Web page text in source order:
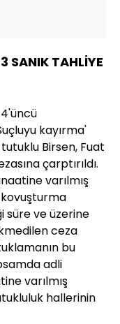
SANIK TAHLİYE
kayırma'
Birsen, Fuat
çarptırıldı.
varılmış
kovuşturma
süre ve üzerine
ceza
bu
adli
varılmış
hallerinin